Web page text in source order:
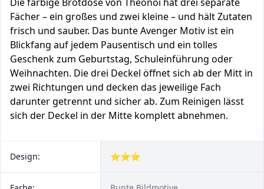
Fächer – ein großes und zwei kleine – und hält Zutaten
frisch und sauber. Das bunte Avenger Motiv ist ein
Blickfang auf jedem Pausentisch und ein tolles
Geschenk zum Geburtstag, Schuleinführung oder
Weihnachten. Die drei Deckel öffnet sich ab der Mitt in
zwei Richtungen und decken das jeweilige Fach
darunter getrennt und sicher ab. Zum Reinigen lässt
sich der Deckel in der Mitte komplett abnehmen.
Design: ⭐⭐⭐